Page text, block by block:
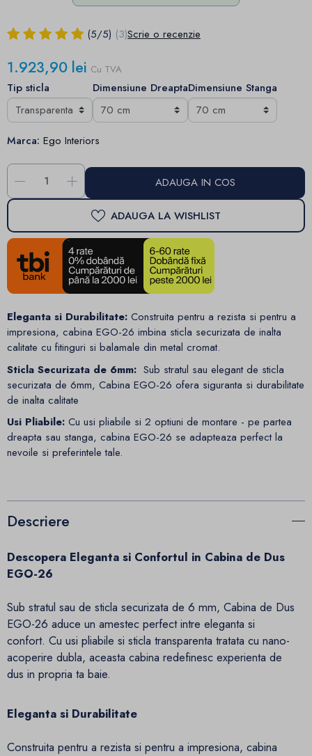
(5/5) (3)Scrie o recenzie
1.923,90 lei Cu TVA
Tip sticla Dimensiune DreaptaDimensiune Stanga
Marca: Ego Interiors
- + ADAUGA IN COS
ADAUGA LA WISHLIST
Eleganta si Durabilitate: Construita pentru a rezista si pentru a
impresiona, cabina EGO-26 imbina sticla securizata de inalta
calitate cu fitinguri si balamale din metal cromat.
Sticla Securizata de 6mm: Sub stratul sau elegant de sticla
securizata de 6mm, Cabina EGO-26 ofera siguranta si durabilitate
de inalta calitate
Usi Pliabile: Cu usi pliabile si 2 optiuni de montare - pe partea
dreapta sau stanga, cabina EGO-26 se adapteaza perfect la
nevoile si preferintele tale.
Descriere
Descopera Eleganta si Confortul in Cabina de Dus
EGO-26
Sub stratul sau de sticla securizata de 6 mm, Cabina de Dus
EGO-26 aduce un amestec perfect intre eleganta si
confort. Cu usi pliabile si sticla transparenta tratata cu nano-
acoperire dubla, aceasta cabina redefinesc experienta de
dus in propria ta baie.
Eleganta si Durabilitate
Construita pentru a rezista si pentru a impresiona, cabina